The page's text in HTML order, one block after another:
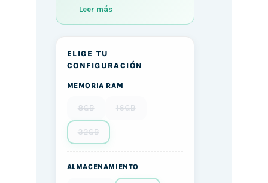
Leer más
ELIGE TU
CONFIGURACIÓN
MEMORIA RAM
8GB 16GB
32GB
ALMACENAMIENTO